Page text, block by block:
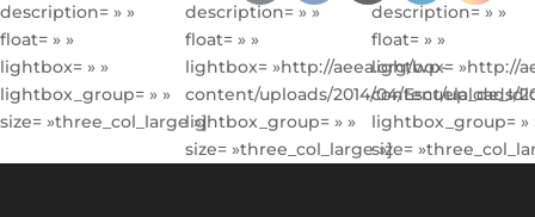
description= » »
float= » »
lightbox= » »
lightbox_group= » »
size= »three_col_large »]
description= » »
float= » »
lightbox= »http://aeea.org/wp-
content/uploads/2014/04/
lightbox_group= » »
size= »three_col_large »]
description= » »
float= » »
lightbox= »http://
content/uploads/
lightbox_group= »
size=